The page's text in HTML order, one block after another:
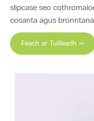
slipcase seo
cosanta agus
Féach ar Tuilleadh >>